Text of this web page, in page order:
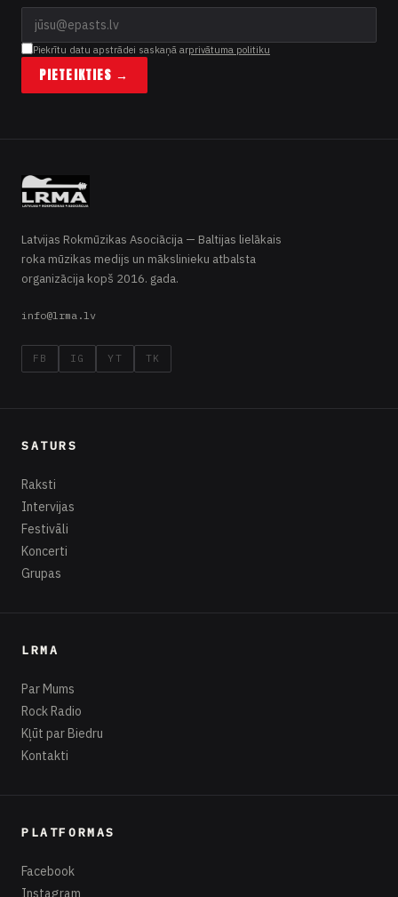
Piekrītu datu apstrādei saskaņā arprivātuma politiku
PIETEIKTIES →
Latvijas Rokmūzikas Asociācija — Baltijas lielākais
roka mūzikas medijs un mākslinieku atbalsta
organizācija kopš 2016. gada.
info@lrma.lv
FB IG YT TK
SATURS
Raksti
Intervijas
Festivāli
Koncerti
Grupas
LRMA
Par Mums
Rock Radio
Kļūt par Biedru
Kontakti
PLATFORMAS
Facebook
Instagram